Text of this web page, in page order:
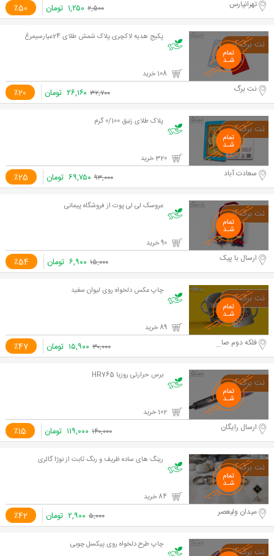
٪50 تهرانپارس ۲,۵۰۰ ۱,۲۵۰ تومان
پکیج هدیه لاکچری پلاک شمش طلای 24عیارسیمرغ
٪20 نت برگ ۳۲,۷۰۰ ۲۶,۱۶۰ تومان
پلاک طلای زنبق 0/100 گرم
٪25 سعادت آباد ۹۳,۰۰۰ ۶۹,۷۵۰ تومان
عروسک لی لی پوت از فروشگاه پیمانی
٪54 ارسال با پیک ۱۵,۰۰۰ ۶,۹۰۰ تومان
چاپ عکس دلخواه روی لیوان سفید
٪47 فلکه دوم صادقیه ۳۰,۰۰۰ ۱۵,۹۰۰ تومان
برس حرارتی روزیا HR765
٪15 ارسال رایگان ۱۴۰,۰۰۰ ۱۱۹,۰۰۰ تومان
رینگ های ساده ظريف و رنگ ثابت از نوژا گالری
٪42 میدان ولیعصر ۵,۰۰۰ ۲,۹۰۰ تومان
چاپ طرح دلخواه روی پیکسل چوبی